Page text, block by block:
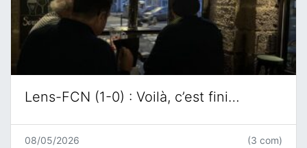
Lens-FCN (1-0) : Voilà, c’est fini…
08/05/2026
(3 com)